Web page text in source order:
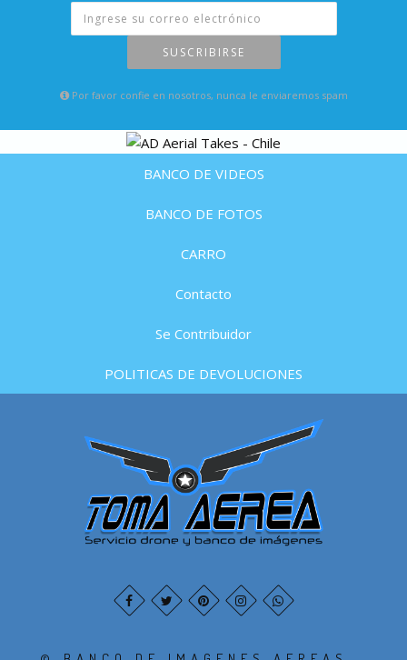
SUSCRIBIRSE
Por favor confie en nosotros, nunca le enviaremos spam
BANCO DE VIDEOS
BANCO DE FOTOS
CARRO
Contacto
Se Contribuidor
POLITICAS DE DEVOLUCIONES